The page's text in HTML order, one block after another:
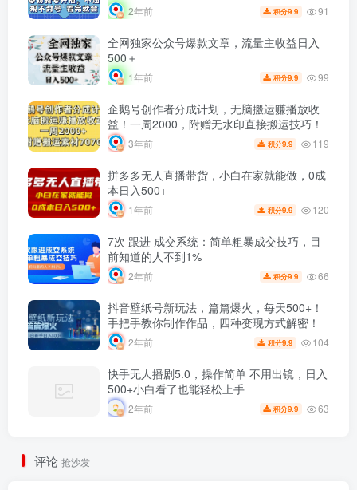
2年前 积分9.9 91
全网独家公众号爆款文章，流量主收益日入
500＋
1年前 积分9.9 99
企鹅号创作者分成计划，无脑搬运赚播放收
益！一周2000，附赠无水印直接搬运技巧！
3年前 积分9.9 119
拼多多无人直播带货，小白在家就能做，0成
本日入500+
1年前 积分9.9 120
7次 跟进 成交系统：简单粗暴成交技巧，目
前知道的人不到1%
2年前 积分9.9 66
抖音壁纸号新玩法，篇篇爆火，每天500+！
手把手教你制作作品，四种变现方式解密！
2年前 积分9.9 104
快手无人播剧5.0，操作简单 不用出镜，日入
500+小白看了也能轻松上手
2年前 积分9.9 63
评论 抢沙发